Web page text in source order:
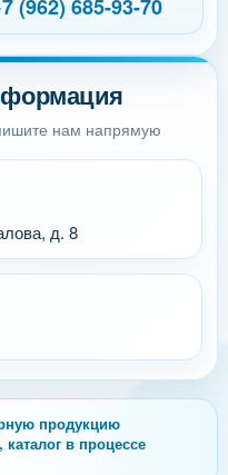
нам напрямую
д. 8
(962) 685-93-70
продукцию
в процессе